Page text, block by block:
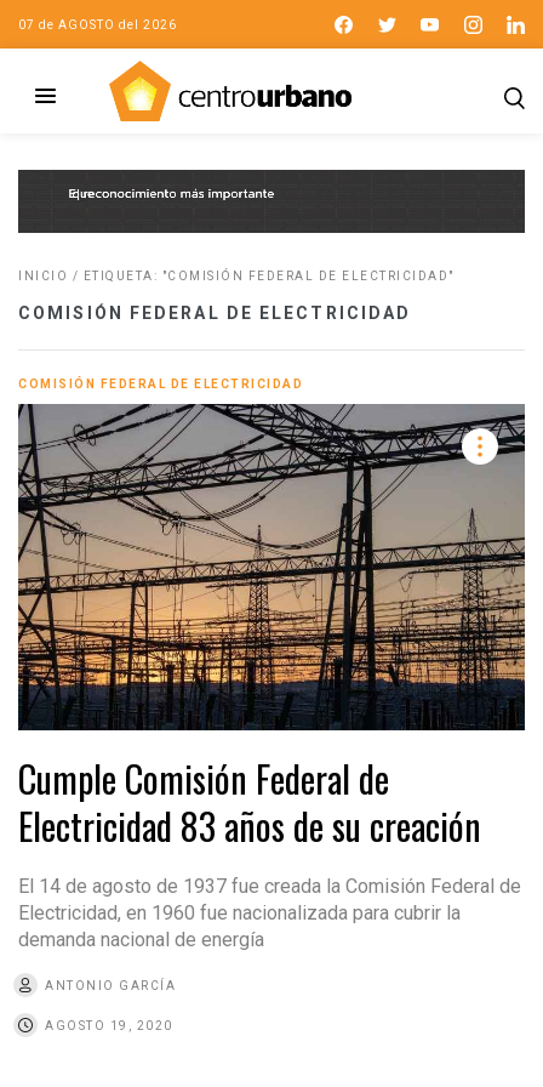
07 de AGOSTO del 2026
INICIO / ETIQUETA: "COMISIÓN FEDERAL DE ELECTRICIDAD"
COMISIÓN FEDERAL DE ELECTRICIDAD
COMISIÓN FEDERAL DE ELECTRICIDAD
Cumple Comisión Federal de
Electricidad 83 años de su creación
El 14 de agosto de 1937 fue creada la Comisión Federal de
Electricidad, en 1960 fue nacionalizada para cubrir la
demanda nacional de energía
ANTONIO GARCÍA
AGOSTO 19, 2020